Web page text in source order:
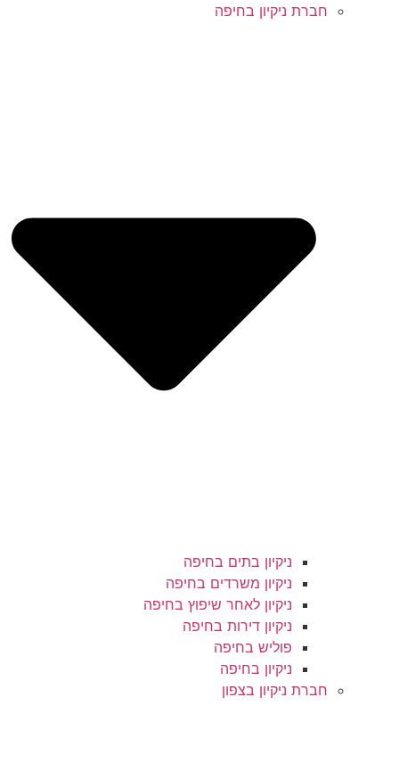
חברת ניקיון בחיפה
ניקיון בתים בחיפה
ניקיון משרדים בחיפה
ניקיון לאחר שיפוץ בחיפה
ניקיון דירות בחיפה
פוליש בחיפה
ניקיון בחיפה
חברת ניקיון בצפון